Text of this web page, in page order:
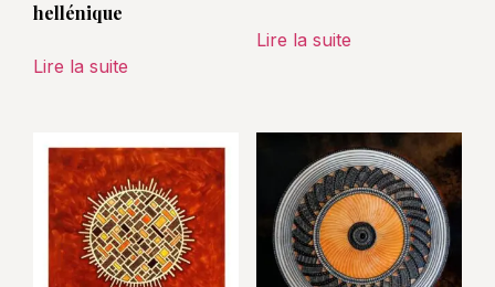
hellénique
Lire la suite
Lire la suite